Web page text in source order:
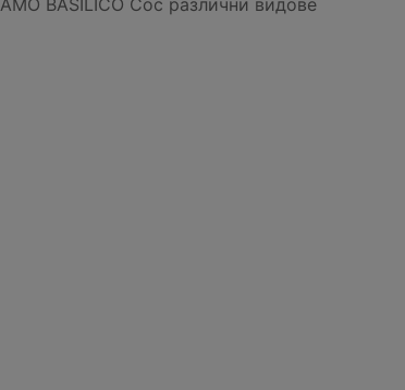
BASILICO Сос различни видове